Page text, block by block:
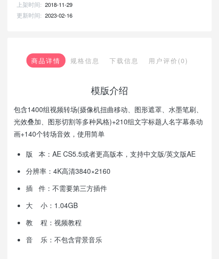
上架时间: 2018-11-29
更新时间: 2023-02-16
商品详情 规格信息 下载信息 用户评价(0)
模版介绍
包含1400组视频转场(摄像机扭曲移动、图形遮罩、水墨笔刷、
光效叠加、图形切割等多种风格)+210组文字标题人名字幕条动
画+140个转场音效，使用简单
版 本：AE CS5.5或者更高版本，支持中文版/英文版AE
分辨率：4K高清3840×2160
插 件：不需要第三方插件
大 小：1.04GB
教 程：视频教程
音 乐：不包含背景音乐